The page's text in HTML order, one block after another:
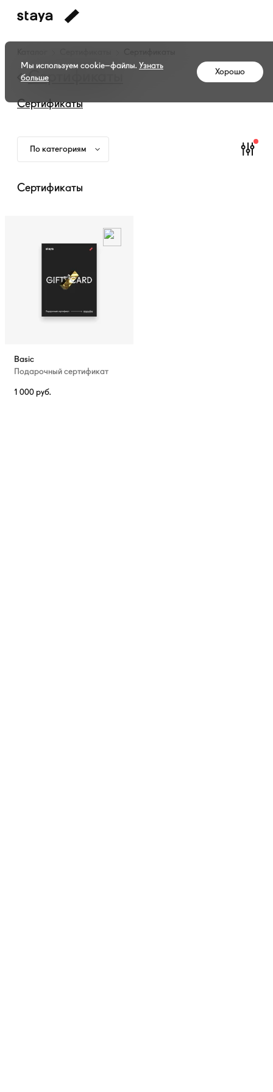
Каталог
амуниции
—
Сертификаты
Сертификаты
Сертификаты
По категориям
Сертификаты
Basic
Подарочный сертификат
1 000 руб.
Мы используем cookie–файлы. Узнать
больше
Хорошо